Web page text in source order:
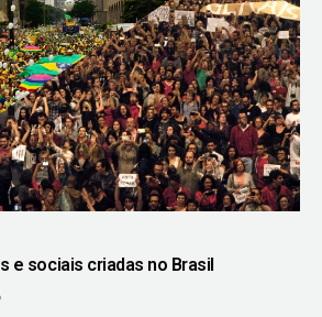
e sociais criadas no Brasil